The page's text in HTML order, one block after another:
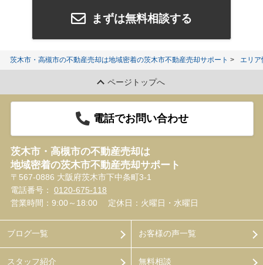
まずは無料相談する
茨木市・高槻市の不動産売却は地域密着の茨木市不動産売却サポート エリア
ページトップへ
電話でお問い合わせ
茨木市・高槻市の不動産売却は
地域密着の茨木市不動産売却サポート
〒567-0886 大阪府茨木市下中条町3-1
電話番号： 0120-675-118
営業時間：9:00～18:00
定休日：火曜日・水曜日
ブログ一覧
スタッフ紹介
お客様の声一覧
無料相談